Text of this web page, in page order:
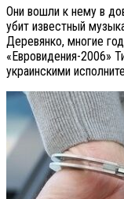
Они вошли к нему в
убит известный
Деревянко, многие
«Евровидения-2006»
украинскими